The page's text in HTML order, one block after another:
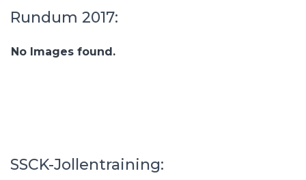
Rundum 2017:
No Images found.
SSCK-Jollentraining: